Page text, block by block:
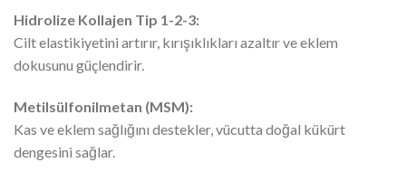
Hidrolize Kollajen Tip 1-2-3:
Cilt elastikiyetini artırır, kırışıklıkları azaltır ve eklem
dokusunu güçlendirir.
Metilsülfonilmetan (MSM):
Kas ve eklem sağlığını destekler, vücutta doğal kükürt
dengesini sağlar.